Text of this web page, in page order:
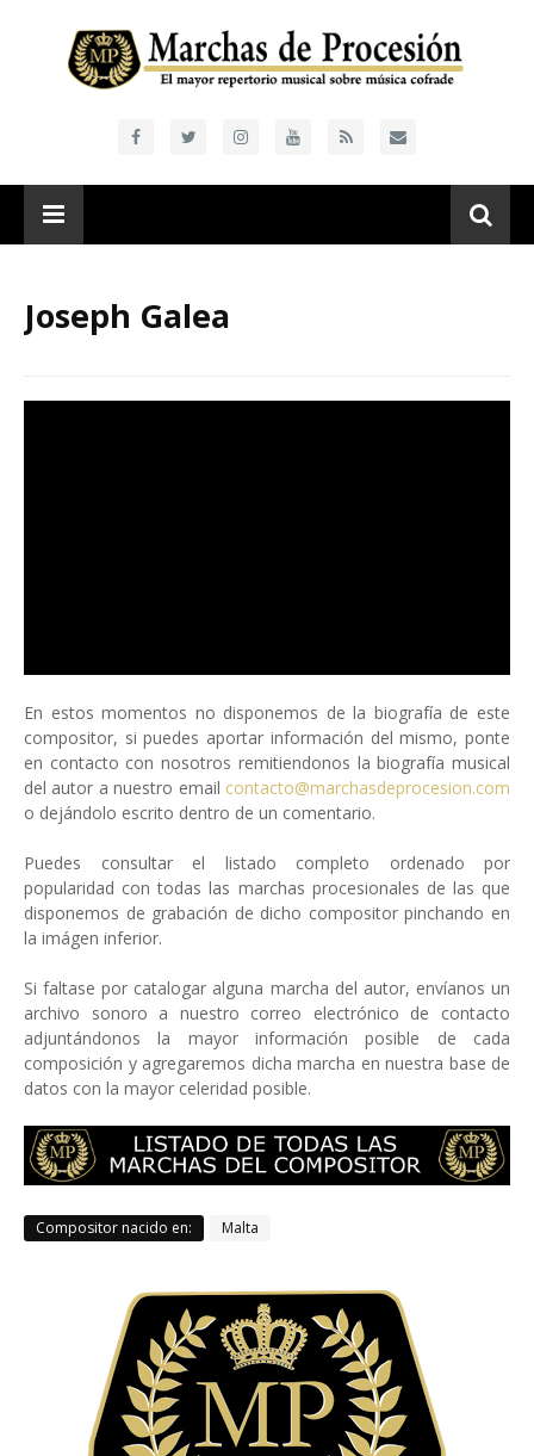
Joseph Galea
En estos momentos no disponemos de la biografía de este
compositor, si puedes aportar información del mismo, ponte
en contacto con nosotros remitiendonos la biografía musical
del autor a nuestro email contacto@marchasdeprocesion.com
o dejándolo escrito dentro de un comentario.
Puedes consultar el listado completo ordenado por
popularidad con todas las marchas procesionales de las que
disponemos de grabación de dicho compositor pinchando en
la imágen inferior.
Si faltase por catalogar alguna marcha del autor, envíanos un
archivo sonoro a nuestro correo electrónico de contacto
adjuntándonos la mayor información posible de cada
composición y agregaremos dicha marcha en nuestra base de
datos con la mayor celeridad posible.
Compositor nacido en: Malta